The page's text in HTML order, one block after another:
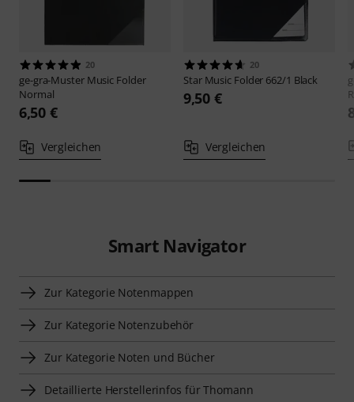
20
ge-gra-Muster Music Folder
Normal
6,50 €
Vergleichen
20
Star Music Folder 662/1 Black
9,50 €
Vergleichen
Smart Navigator
Zur Kategorie Notenmappen
Zur Kategorie Notenzubehör
Zur Kategorie Noten und Bücher
Detaillierte Herstellerinfos für Thomann